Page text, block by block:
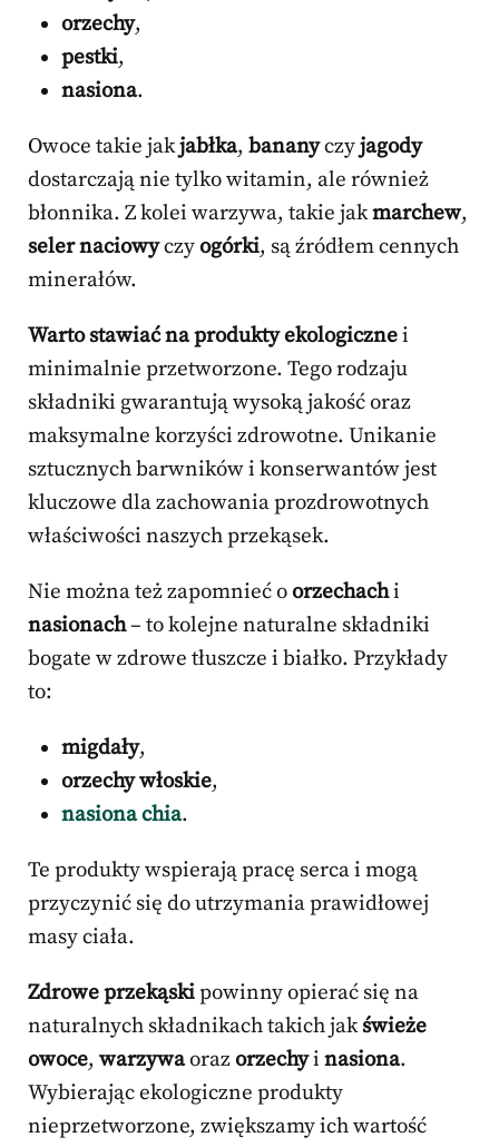
orzechy,
pestki,
nasiona.
Owoce takie jakjabłka, bananyczyjagody
dostarczają nie tylko witamin, ale również
błonnika. Z kolei warzywa, takie jakmarchew,
seler naciowyczyogórki, są źródłem cennych
minerałów.
Warto stawiać na produkty ekologicznei
minimalnie przetworzone. Tego rodzaju
składniki gwarantują wysoką jakość oraz
maksymalne korzyści zdrowotne. Unikanie
sztucznych barwników i konserwantów jest
kluczowe dla zachowania prozdrowotnych
właściwości naszych przekąsek.
Nie można też zapomnieć oorzechachi
nasionach– to kolejne naturalne składniki
bogate w zdrowe tłuszcze i białko. Przykłady
to:
migdały,
orzechy włoskie,
nasiona chia.
Te produkty wspierają pracę serca i mogą
przyczynić się do utrzymania prawidłowej
masy ciała.
Zdrowe przekąskipowinny opierać się na
naturalnych składnikach takich jakświeże
owoce, warzywaorazorzechyi nasiona.
Wybierając ekologiczne produkty
nieprzetworzone, zwiększamy ich wartość